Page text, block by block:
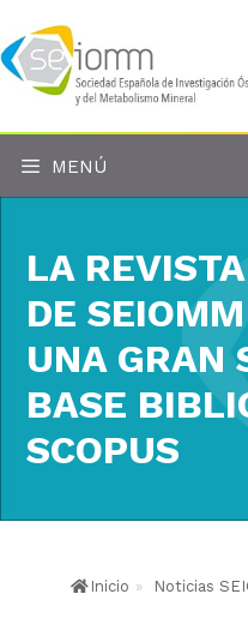
al
contenido
MENÚ
LA
DE
UNA GRAN
BASE
SCOPUS
Inicio » Noticias